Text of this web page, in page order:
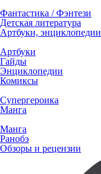
Фантастика / Фэнтези
Детская литература
Артбуки, энциклопедии
Артбуки
Гайды
Энциклопедии
Комиксы
Супергероика
Манга
Манга
Ранобэ
Обзоры и рецензии